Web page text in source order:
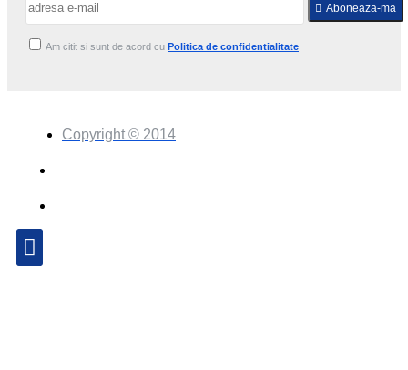
Aboneaza-ma
Am citit si sunt de acord cu Politica de confidentialitate
Copyright © 2014